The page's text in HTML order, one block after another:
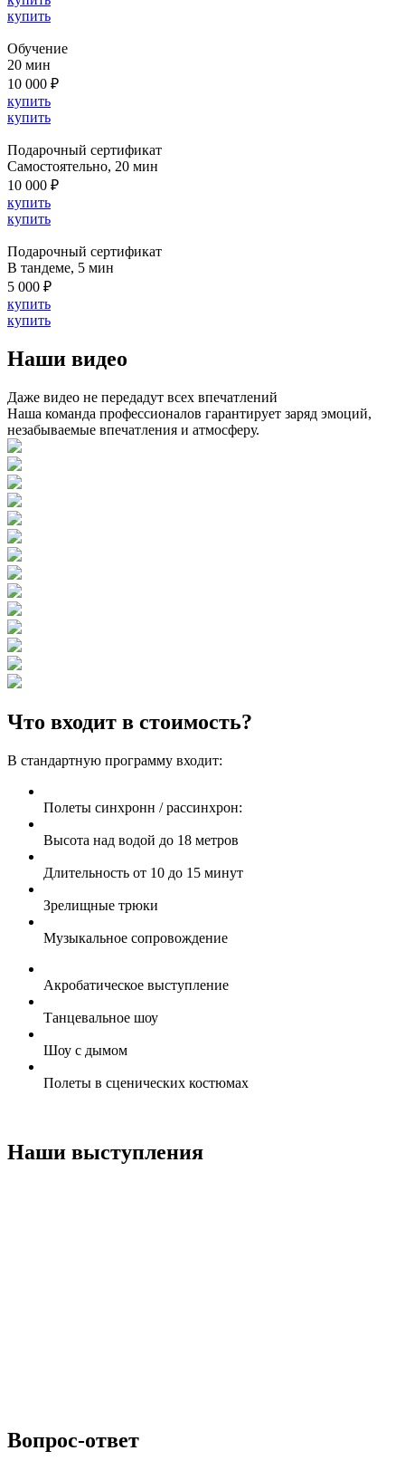
купить
Обучение
20 мин
10 000 ₽
купить
купить
Подарочный сертификат
Cамостоятельно, 20 мин
10 000 ₽
купить
купить
Подарочный сертификат
В тандеме, 5 мин
5 000 ₽
купить
купить
Наши видео
Даже видео не передадут всех впечатлений
Наша команда профессионалов гарантирует заряд эмоций,
незабываемые впечатления и атмосферу.
Что входит в стоимость?
В стандартную программу входит:
Полеты синхронн / рассинхрон:
Высота над водой до 18 метров
Длительность от 10 до 15 минут
Зрелищные трюки
Музыкальное сопровождение
Акробатическое выступление
Танцевальное шоу
Шоу с дымом
Полеты в сценических костюмах
Наши выступления
Вопрос-ответ